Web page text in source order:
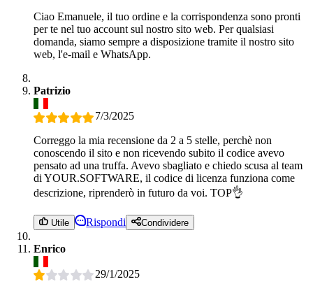
Ciao Emanuele, il tuo ordine e la corrispondenza sono pronti
per te nel tuo account sul nostro sito web. Per qualsiasi
domanda, siamo sempre a disposizione tramite il nostro sito
web, l'e-mail e WhatsApp.
Patrizio
7/3/2025
Correggo la mia recensione da 2 a 5 stelle, perchè non
conoscendo il sito e non ricevendo subito il codice avevo
pensato ad una truffa. Avevo sbagliato e chiedo scusa al team
di YOUR.SOFTWARE, il codice di licenza funziona come
descrizione, riprenderò in futuro da voi. TOP👌
Utile Rispondi Condividere
Enrico
29/1/2025